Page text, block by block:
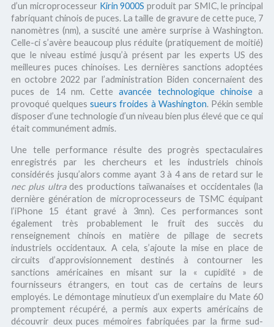
d’un microprocesseur Kirin 9000S produit par SMIC, le principal
fabriquant chinois de puces. La taille de gravure de cette puce, 7
nanomètres (nm), a suscité une amère surprise à Washington.
Celle-ci s’avère beaucoup plus réduite (pratiquement de moitié)
que le niveau estimé jusqu’à présent par les experts US des
meilleures puces chinoises. Les dernières sanctions adoptées
en octobre 2022 par l’administration Biden concernaient des
puces de 14 nm. Cetteavancée technologique chinoisea
provoqué quelques sueurs froides à Washington. Pékin semble
disposer d’une technologie d’un niveau bien plus élevé que ce qui
était communément admis.
Une telle performance résulte des progrès spectaculaires
enregistrés par les chercheurs et les industriels chinois
considérés jusqu’alors comme ayant 3 à 4 ans de retard sur le
nec plus ultrades productions taïwanaises et occidentales (la
dernière génération de microprocesseurs de TSMC équipant
l’iPhone 15 étant gravé à 3mn). Ces performances sont
également très probablement le fruit des succès du
renseignement chinois en matière de pillage de secrets
industriels occidentaux. A cela, s’ajoute la mise en place de
circuits d’approvisionnement destinés à contourner les
sanctions américaines en misant sur la « cupidité » de
fournisseurs étrangers, en tout cas de certains de leurs
employés. Le démontage minutieux d’un exemplaire du Mate 60
promptement récupéré, a permis aux experts américains de
découvrir deux puces mémoires fabriquées par la firme sud-